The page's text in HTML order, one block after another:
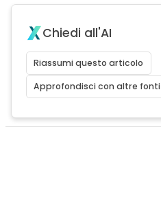
Chiedi all'AI
Riassumi questo articolo
Approfondisci con altre fonti